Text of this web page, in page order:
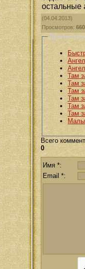
остальные
(04.04.2013)
Просмотров:
Другие
Там
Там
Там
Там
Там
Там
Всего
0
Имя *:
Email *: